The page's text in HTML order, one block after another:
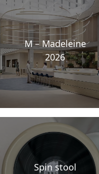
M – Madeleine
2026
Spin stool